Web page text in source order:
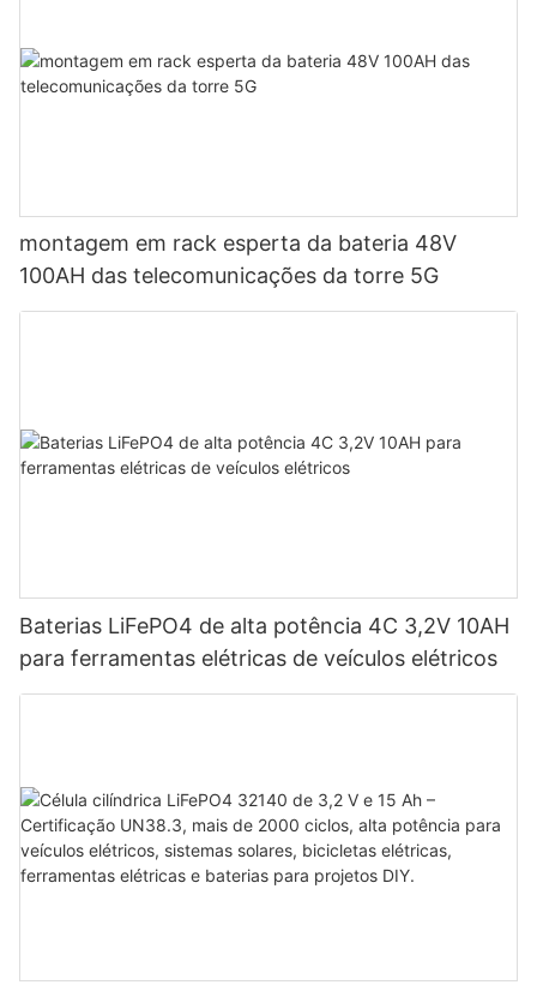
montagem em rack esperta da bateria 48V
100AH ​​das telecomunicações da torre 5G
Baterias LiFePO4 de alta potência 4C 3,2V 10AH
para ferramentas elétricas de veículos elétricos